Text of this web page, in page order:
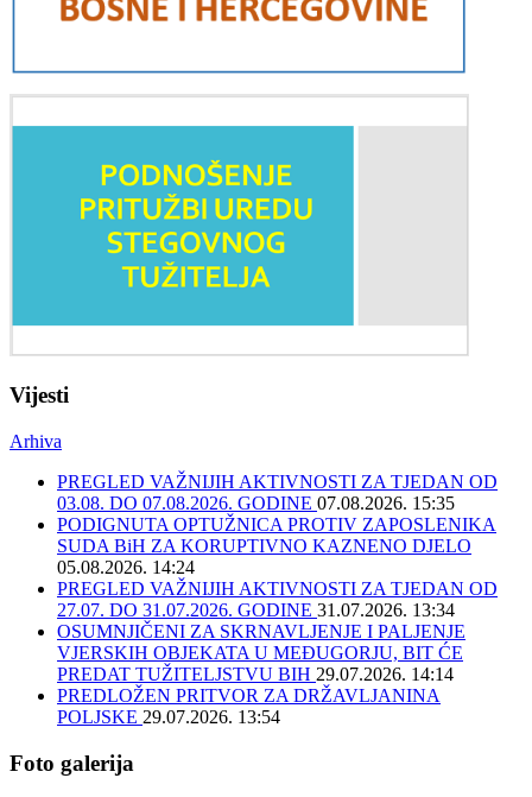
Vijesti
Arhiva
PREGLED VAŽNIJIH AKTIVNOSTI ZA TJEDAN OD
03.08. DO 07.08.2026. GODINE 07.08.2026. 15:35
PODIGNUTA OPTUŽNICA PROTIV ZAPOSLENIKA
SUDA BiH ZA KORUPTIVNO KAZNENO DJELO
05.08.2026. 14:24
PREGLED VAŽNIJIH AKTIVNOSTI ZA TJEDAN OD
27.07. DO 31.07.2026. GODINE 31.07.2026. 13:34
OSUMNJIČENI ZA SKRNAVLJENJE I PALJENJE
VJERSKIH OBJEKATA U MEĐUGORJU, BIT ĆE
PREDAT TUŽITELJSTVU BIH 29.07.2026. 14:14
PREDLOŽEN PRITVOR ZA DRŽAVLJANINA
POLJSKE 29.07.2026. 13:54
Foto galerija